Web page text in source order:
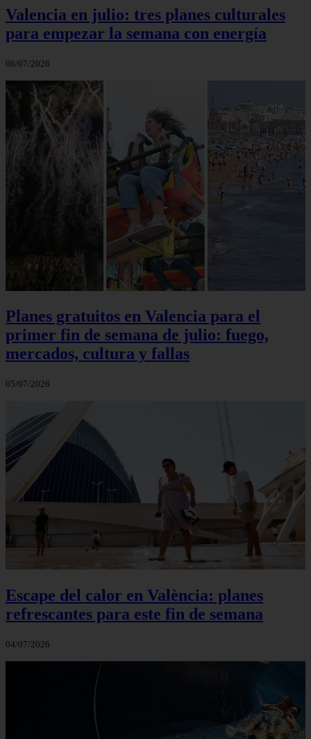
Valencia en julio: tres planes culturales
para empezar la semana con energía
06/07/2026
Planes gratuitos en Valencia para el
primer fin de semana de julio: fuego,
mercados, cultura y fallas
05/07/2026
Escape del calor en València: planes
refrescantes para este fin de semana
04/07/2026